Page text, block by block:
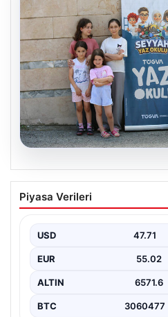
TÜGVA’dan çocuklar
şenlikleri
Piyasa Verileri
USD 47.71
EUR 55.02
ALTIN 6571.6
BTC 3060477